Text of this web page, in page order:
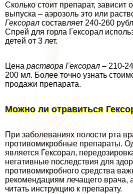
Сколько стоит препарат, зависит
выпуска – аэрозоль это или
Гексорал составляет 240-260
Спрей для горла Гексорал
детей от 3 лет.
Цена раствора Гексорал – 210-
200 мл. Более точно узнать
продажи препарата.
Можно ли отравиться
При заболеваниях полости рта
противомикробные препараты.
является Гексорал,
негативные последствия для
противомикробного средства
рекомендациям лечащего врача,
читать инструкцию к препарату.